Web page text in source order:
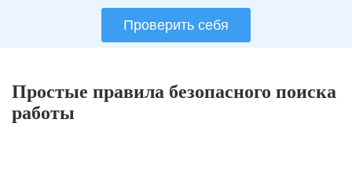
Проверить себя
Простые правила безопасного поиска
работы